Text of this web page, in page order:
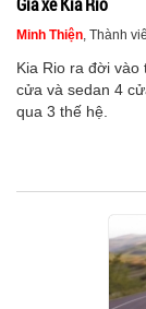
Minh Thiện, Thành
Kia Rio ra đời
cửa và sedan 4
qua 3 thế hệ.